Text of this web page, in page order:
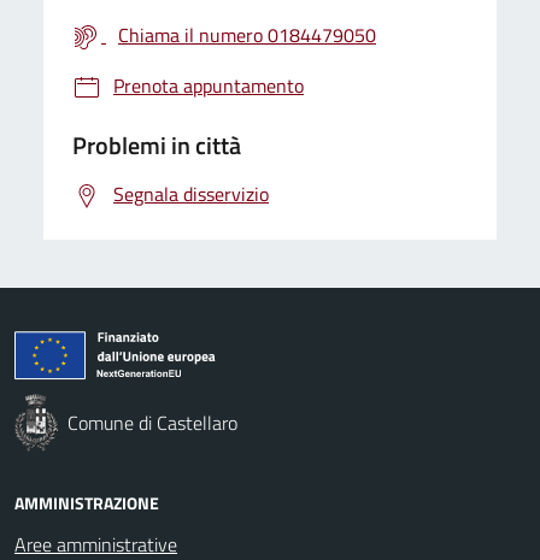
Chiama il numero 0184479050
Prenota appuntamento
Problemi in città
Segnala disservizio
Comune di Castellaro
AMMINISTRAZIONE
Aree amministrative